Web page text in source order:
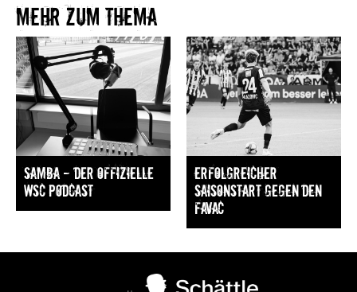
Mehr zum Thema​
Samba — Der offizielle
WSC Podcast
Erfolgreicher
Saisonstart gegen den
FavAC